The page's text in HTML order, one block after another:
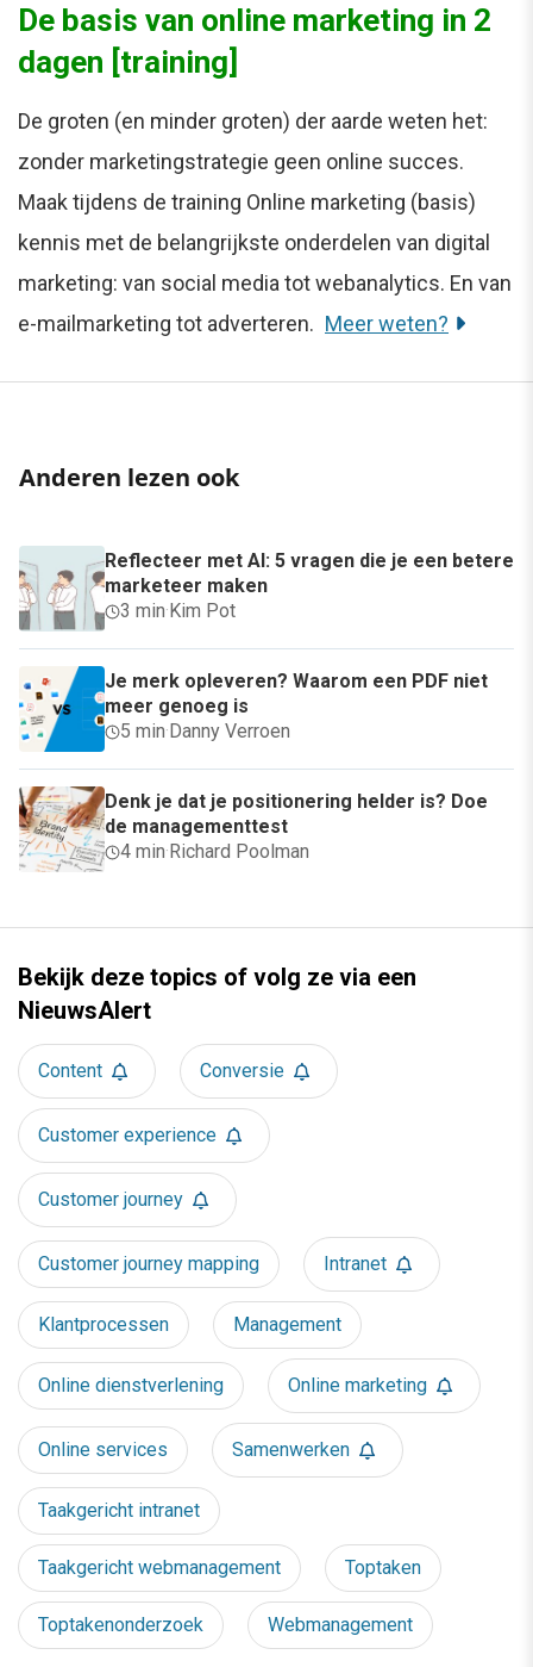
De basis van online marketing in 2
dagen [training]
De groten (en minder groten) der aarde weten het:
zonder marketingstrategie geen online succes.
Maak tijdens de training Online marketing (basis)
kennis met de belangrijkste onderdelen van digital
marketing: van social media tot webanalytics. En van
e-mailmarketing tot adverteren. Meer weten?
Anderen lezen ook
Reflecteer met AI: 5 vragen die je een betere
marketeer maken
3 min· Kim Pot
Je merk opleveren? Waarom een PDF niet
meer genoeg is
5 min· Danny Verroen
Denk je dat je positionering helder is? Doe
de managementtest
4 min· Richard Poolman
Bekijk deze topics of volg ze via een
NieuwsAlert
Content Conversie
Customer experience
Customer journey
Customer journey mapping Intranet
Klantprocessen Management
Online dienstverlening Online marketing
Online services Samenwerken
Taakgericht intranet
Taakgericht webmanagement Toptaken
Toptakenonderzoek Webmanagement